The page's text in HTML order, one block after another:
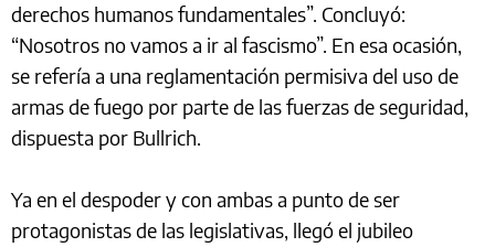
derechos humanos fundamentales”. Concluyó:
“Nosotros no vamos a ir al fascismo”. En esa ocasión,
se refería a una reglamentación permisiva del uso de
armas de fuego por parte de las fuerzas de seguridad,
dispuesta por Bullrich.
Ya en el despoder y con ambas a punto de ser
protagonistas de las legislativas, llegó el jubileo